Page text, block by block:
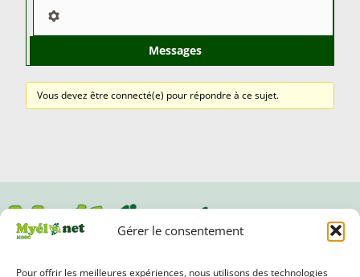
Gérer le consentement
Pour offrir les meilleures expériences, nous utilisons des technologies
Messages
Vous devez être connecté(e) pour répondre à ce sujet.